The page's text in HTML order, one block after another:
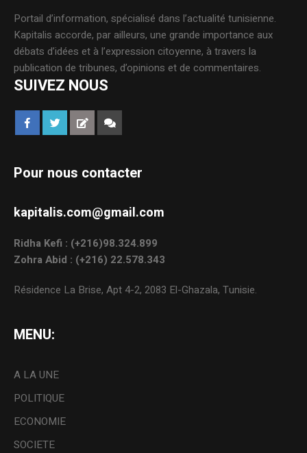
Portail d’information, spécialisé dans l’actualité tunisienne.
Kapitalis accorde, par ailleurs, une grande importance aux
débats d’idées et à l’expression citoyenne, à travers la
publication de tribunes, d’opinions et de commentaires.
SUIVEZ NOUS
Pour nous contacter
kapitalis.com@gmail.com
Ridha Kefi : (+216)98.324.899
Zohra Abid : (+216) 22.578.343
Résidence La Brise, Apt 4-2, 2083 El-Ghazala, Tunisie.
MENU:
A LA UNE
POLITIQUE
ECONOMIE
SOCIETE